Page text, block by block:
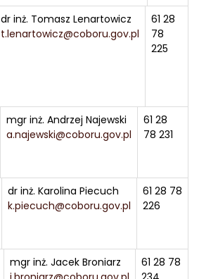
dr inż. Tomasz Lenartowicz
t.lenartowicz@coboru.gov.pl
61 28
78
225
mgr inż. Andrzej Najewski
a.najewski@coboru.gov.pl
61 28
78 231
dr inż. Karolina Piecuch
k.piecuch@coboru.gov.pl
61 28 78
226
mgr inż. Jacek Broniarz
61 28 78